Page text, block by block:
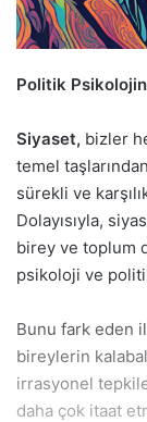
Politik
Siyaset, bizler
temel
sürekli ve
Dolayısıyla,
birey ve toplum
psikoloji ve
Bunu fark eden
bireylerin
irrasyonel
daha çok itaat